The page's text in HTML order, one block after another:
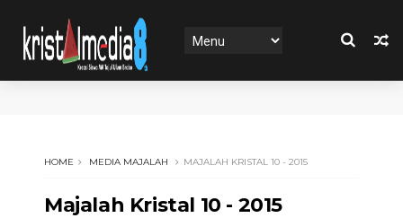
HOME MEDIA MAJALAH MAJALAH KRISTAL 10 - 2015
Majalah Kristal 10 - 2015